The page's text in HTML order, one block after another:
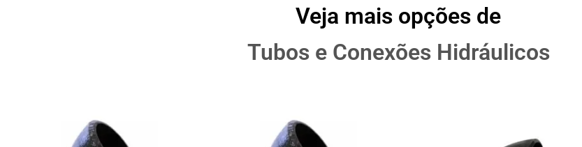
Veja mais opções de
Tubos e Conexões Hidráulicos